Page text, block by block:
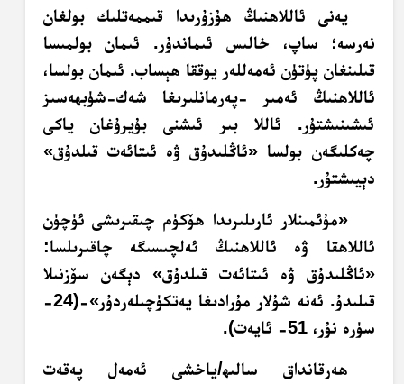
يەنى ئاللاھنىڭ ھۇزۇرىدا قىممەتلىك بولغان
نەرسە؛ ساپ، خالىس ئىماندۇر. ئىمان بولمىسا
قىلىنغان پۈتۈن ئەمەللەر يوققا ھېساب. ئىمان بولسا،
ئاللاھنىڭ ئەمىر -پەرمانلىرىغا شەك-شۈبھەسىز
ئىشىنىشتۇر. ئاللا بىر ئىشنى بۇيرۇغان ياكى
چەكلىگەن بولسا «ئاڭلىدۇق ۋە ئىتائەت قىلدۇق»
دېيىشتۇر.
«مۇئمىنلار ئارىلىرىدا ھۆكۈم چىقىرىشى ئۈچۈن
ئاللاھقا ۋە ئاللاھنىڭ ئەلچىسىگە چاقىرىلسا:
«ئاڭلىدۇق ۋە ئىتائەت قىلدۇق» دېگەن سۆزنىلا
قىلىدۇ. ئەنە شۇلار مۇرادىغا يەتكۈچىلەردۇر»-(‏24-
سۈرە نۇر، 51- ئايەت).
ھەرقانداق سالىھ/ياخشى ئەمەل پەقەت